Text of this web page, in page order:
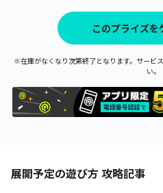
このプライズを
※在庫がなくなり次第終了となります。サービ
い。
展開予定の遊び方 攻略記事